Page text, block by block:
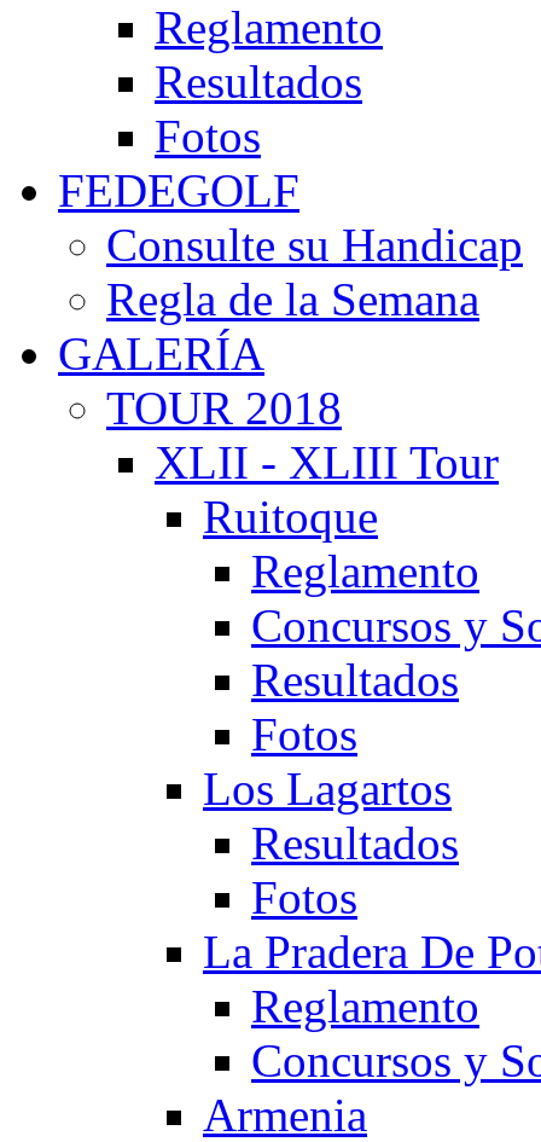
Reglamento
Resultados
Fotos
FEDEGOLF
Consulte su Handicap
Regla de la Semana
GALERÍA
TOUR 2018
XLII - XLIII Tour
Ruitoque
Reglamento
Concursos y
Resultados
Fotos
Los Lagartos
Resultados
Fotos
La Pradera De
Reglamento
Concursos y
Armenia